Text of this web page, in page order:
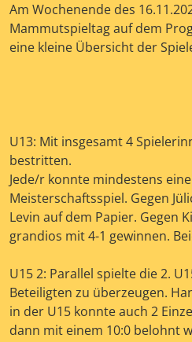
Am Wochenende des
Mammutspieltag auf dem
eine kleine Übersicht der
U13: Mit insgesamt 4
bestritten.
Jede/r konnte mindestens
Meisterschaftsspiel. Gegen
Levin auf dem Papier. Gegen
grandios mit 4-1 gewinnen.
U15 2: Parallel spielte die 2.
Beteiligten zu überzeugen.
in der U15 konnte auch 2
dann mit einem 10:0 belohnt